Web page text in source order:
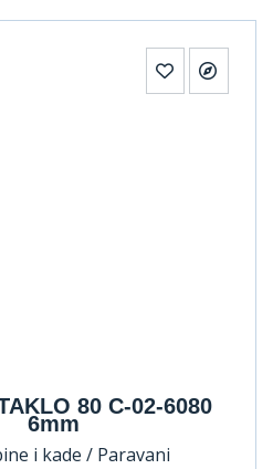
80 C-02-6080
6mm
i kade / Paravani